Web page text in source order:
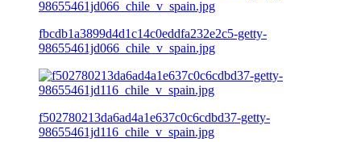
fbcdb1a3899d4d1c14c0eddfa232e2c5-getty-
98655461jd066_chile_v_spain.jpg
f502780213da6ad4a1e637c0c6cdbd37-getty-
98655461jd116_chile_v_spain.jpg